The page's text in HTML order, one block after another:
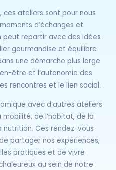
ateliers sont pour nous
d’échanges et
peut repartir avec des idées
gourmandise et équilibre
une démarche plus large
être et l’autonomie des
rencontres et le lien social.
avec d’autres ateliers
de l’habitat, de la
Ces rendez-vous
partager nos expériences,
pratiques et de vivre
au sein de notre